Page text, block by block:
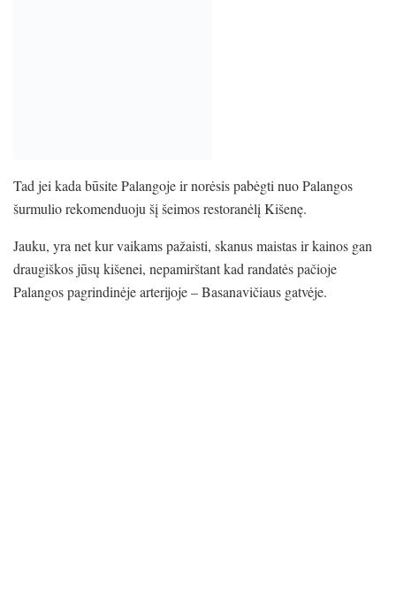
Tad jei kada būsite Palangoje ir norėsis pabėgti nuo Palangos
šurmulio rekomenduoju šį šeimos restoranėlį Kišenę.
Jauku, yra net kur vaikams pažaisti, skanus maistas ir kainos gan
draugiškos jūsų kišenei, nepamirštant kad randatės pačioje
Palangos pagrindinėje arterijoje – Basanavičiaus gatvėje.